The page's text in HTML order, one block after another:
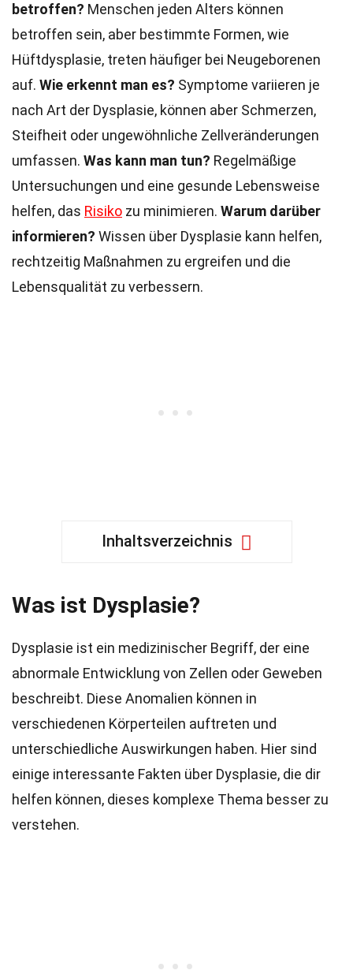
betroffen? Menschen jeden Alters können
betroffen sein, aber bestimmte Formen, wie
Hüftdysplasie, treten häufiger bei Neugeborenen
auf. Wie erkennt man es? Symptome variieren je
nach Art der Dysplasie, können aber Schmerzen,
Steifheit oder ungewöhnliche Zellveränderungen
umfassen. Was kann man tun? Regelmäßige
Untersuchungen und eine gesunde Lebensweise
helfen, das Risiko zu minimieren. Warum darüber
informieren? Wissen über Dysplasie kann helfen,
rechtzeitig Maßnahmen zu ergreifen und die
Lebensqualität zu verbessern.
Inhaltsverzeichnis
Was ist Dysplasie?
Dysplasie ist ein medizinischer Begriff, der eine
abnormale Entwicklung von Zellen oder Geweben
beschreibt. Diese Anomalien können in
verschiedenen Körperteilen auftreten und
unterschiedliche Auswirkungen haben. Hier sind
einige interessante Fakten über Dysplasie, die dir
helfen können, dieses komplexe Thema besser zu
verstehen.